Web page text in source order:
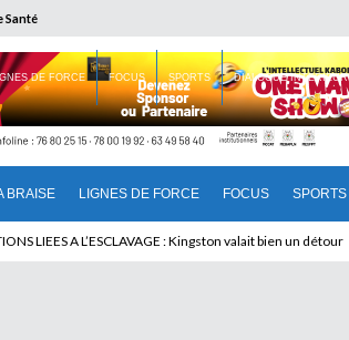
Santé
BRAISE LIGNES DE FORCE FOCUS SPORTS
DE FORCE FOCUS SPORTS DIALOGUE INTERIEUR
: Quand Patrice quitte le pouvoir sans partir !